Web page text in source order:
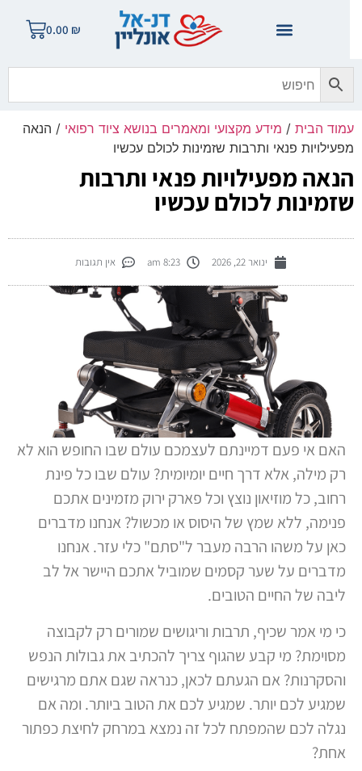
0.00
הבית/ מידע מקצועי ומאמרים בנושא ציוד רפואי/ הנאה
פנאי ותרבות שזמינות לכולם עכשיו
מפעילויות פנאי ותרבות
לכולם עכשיו
ינואר 22, 2026 8:23 am אין תגובות
האם אי פעם דמיינתם לעצמכם עולם שבו החופש הוא לא
רק מילה, אלא דרך חיים יומיומית? עולם שבו כל פינת
רחוב, כל מוזיאון נוצץ וכל פארק ירוק מזמינים אתכם
פנימה, ללא שמץ של היסוס או מכשול? אנחנו מדברים
כאן על משהו הרבה מעבר ל"סתם" כלי עזר. אנחנו
מדברים על שער קסמים שמוביל אתכם היישר אל לב
ליבה של החיים הטובים.
כי מי אמר שכיף, תרבות וריגושים שמורים רק לקבוצה
מסוימת? מי קבע שהגוף צריך להכתיב את גבולות הנפש
והסקרנות? אם הגעתם לכאן, כנראה שגם אתם מרגישים
שמגיע לכם יותר. שמגיע לכם את הטוב ביותר. ומה אם
נגלה לכם שהמפתח לכל זה נמצא במרחק לחיצת כפתור
אחת?